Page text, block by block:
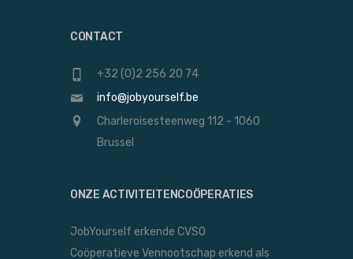
CONTACT
+32 (0)2 256 20 74
info@jobyourself.be
Charleroisesteenweg 112 - 1060
Brussel
ONZE ACTIVITEITENCOÖPERATIES
JobYourself erkende CVSO
Coöperatieve Vennootschap erkend als